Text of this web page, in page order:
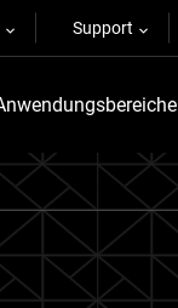
Support